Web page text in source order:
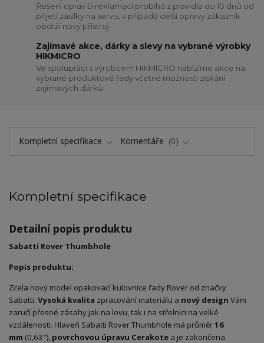
Řešení oprav či reklamací probíhá z pravidla do 10 dnů od
přijetí zásilky na servis, v případě delší opravy zákazník
obdrží nový přístroj
Zajímavé akce, dárky a slevy na vybrané výrobky
HIKMICRO
Ve spolupráci s výrobcem HIKMICRO nabízíme akce na
vybrané produktové řady včetně možnosti získání
zajímavých dárků
Kompletní specifikace Komentáře 0
Kompletní specifikace
Detailní popis produktu
Sabatti Rover Thumbhole
Popis produktu:
Zcela nový model opakovací kulovnice řady Rover od značky
Sabatti. Vysoká kvalita zpracování materiálu a nový design Vám
zaručí přesné zásahy jak na lovu, tak i na střelnici na velké
vzdálenosti. Hlaveň Sabatti Rover Thumbhole má průměr16
mm (0,63"), povrchovou úpravu Cerakote a je zakončena